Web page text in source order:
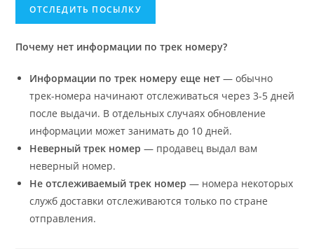
Почему нет информации по трек номеру?
Информации по трек номеру еще нет — обычно
трек-номера начинают отслеживаться через 3-5 дней
после выдачи. В отдельных случаях обновление
информации может занимать до 10 дней.
Неверный трек номер— продавец выдал вам
неверный номер.
Не отслеживаемый трек номер — номера некоторых
служб доставки отслеживаются только по стране
отправления.